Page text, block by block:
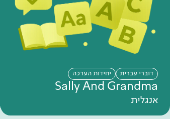
דוברי עברית יחידות הערכה
Sally And Grandma
אנגלית